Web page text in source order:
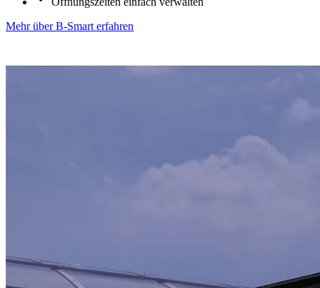
Mehr über B-Smart erfahren